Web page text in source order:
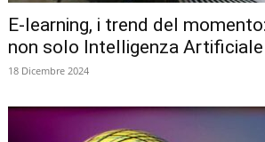
E-learning, i trend del momento:
non solo Intelligenza Artificiale
18 Dicembre 2024